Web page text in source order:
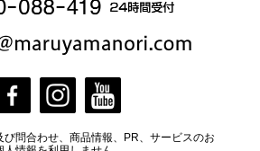
問合わせ、商品情報、PR、サービスのお